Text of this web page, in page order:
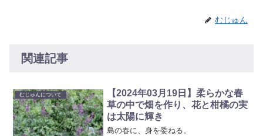
むじゅん
関連記事
むじゅんについて
【2024年03月19日】柔らかな春
草の中で畑を作り、花と柑橘の実
は太陽に輝き
島の春に、身を委ねる。